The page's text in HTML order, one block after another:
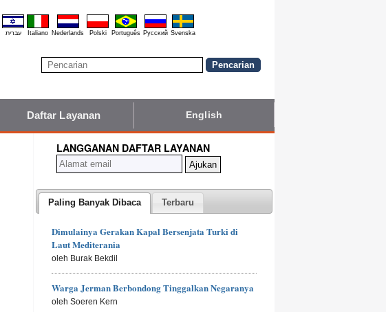
עברית Italiano Nederlands Polski Português Pyccĸий Svenska
Daftar Layanan English
LANGGANAN DAFTAR LAYANAN
Paling Banyak Dibaca Terbaru
Dimulainya Gerakan Kapal Bersenjata Turki di
Laut Mediterania
oleh Burak Bekdil
Warga Jerman Berbondong Tinggalkan Negaranya
oleh Soeren Kern